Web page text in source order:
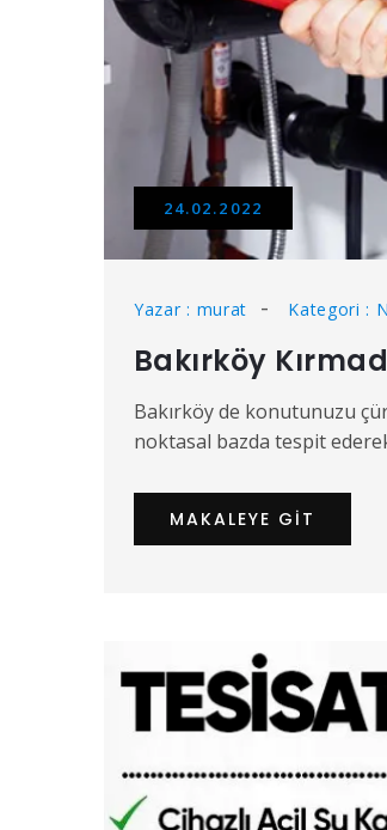
24.02.2022
Yazar : murat Kategori :
Bakırköy
Bakırköy de konutunuzu
noktasal bazda tespit
MAKALEYE GIT